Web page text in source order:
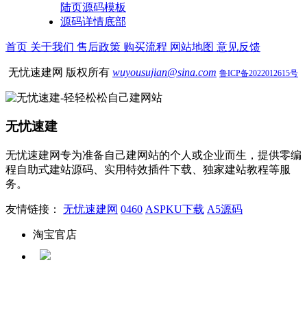
陆页源码模板
源码详情底部
首页 关于我们 售后政策 购买流程 网站地图 意见反馈
无忧速建网 版权所有 wuyousujian@sina.com 鲁ICP备2022012615号
无忧速建
无忧速建网专为准备自己建网站的个人或企业而生，提供零编
程自助式建站源码、实用特效插件下载、独家建站教程等服
务。
友情链接： 无忧速建网 0460 ASPKU下载 A5源码
淘宝官店